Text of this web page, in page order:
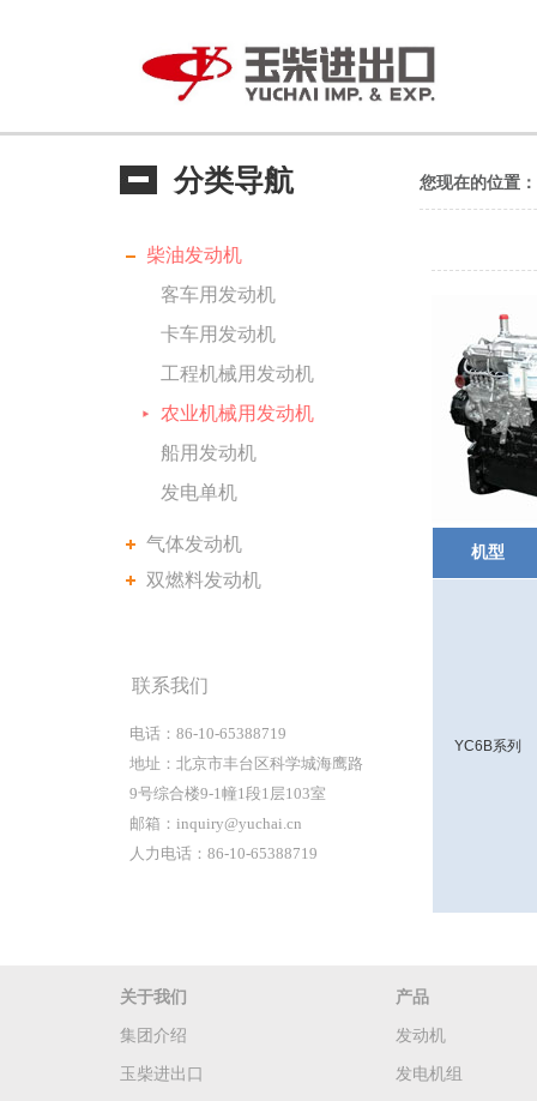
分类导航
柴油发动机
客车用发动机
卡车用发动机
工程机械用发动机
农业机械用发动机
船用发动机
发电单机
气体发动机
双燃料发动机
联系我们
电话：86-10-65388719
地址：北京市丰台区科学城海鹰路
9号综合楼9-1幢1段1层103室
邮箱：inquiry@yuchai.cn
人力电话：86-10-65388719
您现在的位置：
机型
YC6B系列
关于我们
集团介绍
玉柴进出口
产品
发动机
发电机组